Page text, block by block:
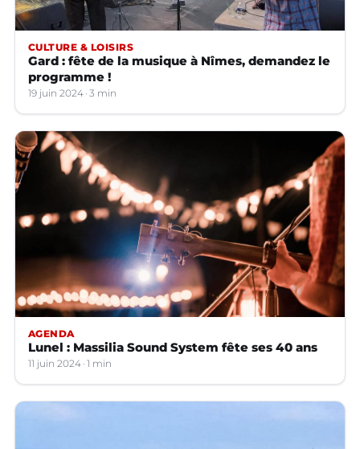
CULTURE & LOISIRS
Gard : fête de la musique à Nîmes, demandez le
programme !
19 juin 2024 3 min
AGENDA
Lunel : Massilia Sound System fête ses 40 ans
11 juin 2024 1 min